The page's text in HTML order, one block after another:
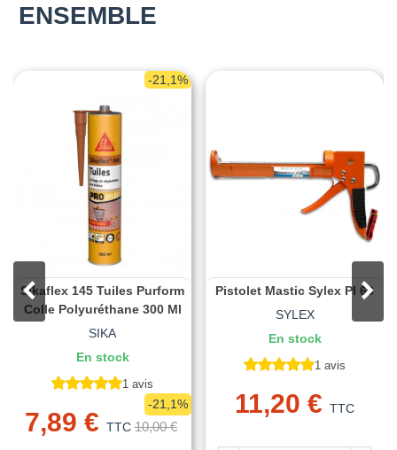
ENSEMBLE
-21,1%
Sikaflex 145 Tuiles Purform
Colle Polyuréthane 300 Ml
SIKA
En stock
1 avis
7,89 € TTC 10,00 €
-21,1%
Pistolet Mastic Sylex PI 69
SYLEX
En stock
1 avis
11,20 € TTC